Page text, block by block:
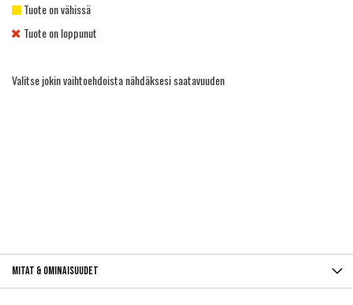
Tuote on vähissä
Tuote on loppunut
Valitse jokin vaihtoehdoista nähdäksesi saatavuuden
Mitat & ominaisuudet